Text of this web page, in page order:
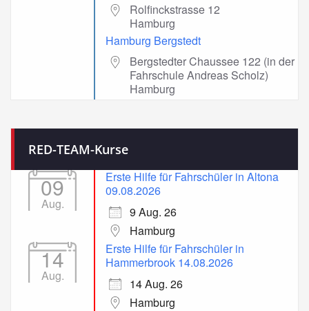
Rolfinckstrasse 12
Hamburg
Hamburg Bergstedt
Bergstedter Chaussee 122 (in der
Fahrschule Andreas Scholz)
Hamburg
RED-TEAM-Kurse
09
Aug.
Erste Hilfe für Fahrschüler in Altona
09.08.2026
9 Aug. 26
Hamburg
14
Aug.
Erste Hilfe für Fahrschüler in
Hammerbrook 14.08.2026
14 Aug. 26
Hamburg